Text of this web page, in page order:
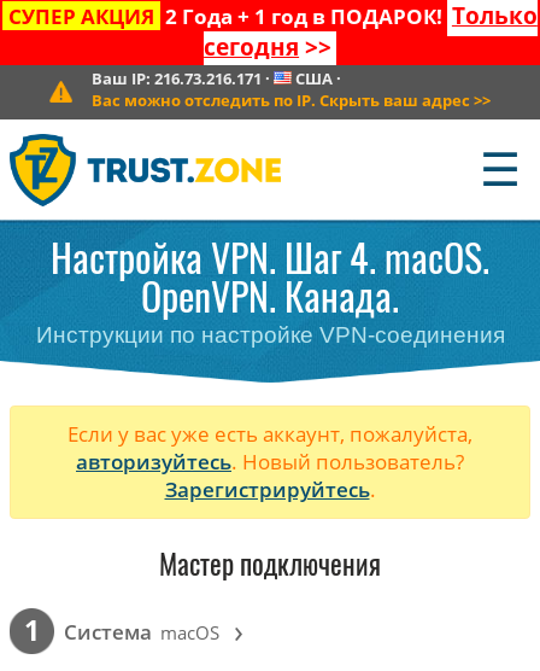
СУПЕР АКЦИЯ 2 Года + 1 год в ПОДАРОК! Только
сегодня >>
Ваш IP: 216.73.216.171 · США·
Вас можно отследить по IP. Скрыть ваш адрес >>
☰
Настройка VPN. Шаг 4. macOS.
OpenVPN. Канада.
Инструкции по настройке VPN-соединения
Если у вас уже есть аккаунт, пожалуйста,
авторизуйтесь. Новый пользователь?
Зарегистрируйтесь.
Мастер подключения
1 Cистема macOS ›